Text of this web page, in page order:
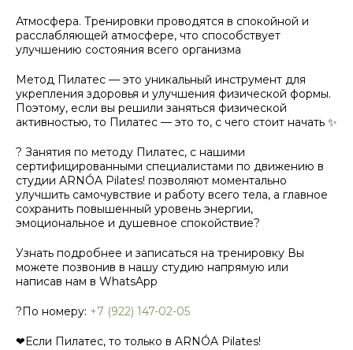
Атмосфера. Тренировки проводятся в спокойной и
расслабляющей атмосфере, что способствует
улучшению состояния всего организма
Метод Пилатес — это уникальный инструмент для
укрепления здоровья и улучшения физической формы.
Поэтому, если вы решили заняться физической
активностью, то Пилатес — это то, с чего стоит начать ✨
? Занятия по методу Пилатес, с нашими
сертифицированными специалистами по движению в
студии ARNÓA Pilates! позволяют моментально
улучшить самочувствие и работу всего тела, а главное
сохранить повышенный уровень энергии,
эмоциональное и душевное спокойствие?
Узнать подробнее и записаться на тренировку Вы
можете позвонив в нашу студию напрямую или
написав нам в WhatsApp
?По номеру: +7 (922) 147-02-05
❤Если Пилатес, то только в ARNÓA Pilates!